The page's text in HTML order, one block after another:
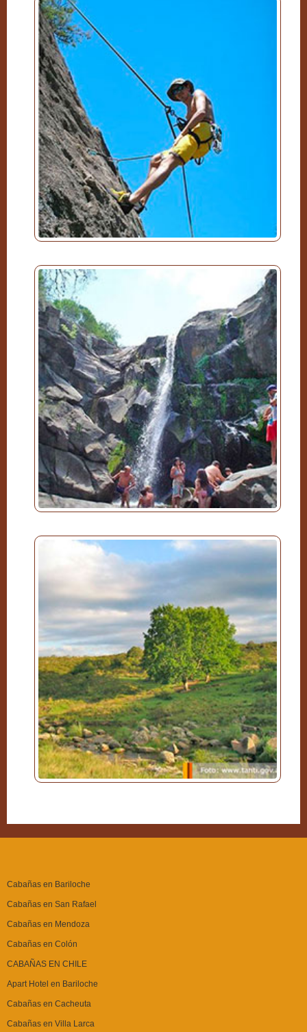
Cabañas en Bariloche
Cabañas en San Rafael
Cabañas en Mendoza
Cabañas en Colón
CABAÑAS EN CHILE
Apart Hotel en Bariloche
Cabañas en Cacheuta
Cabañas en Villa Larca